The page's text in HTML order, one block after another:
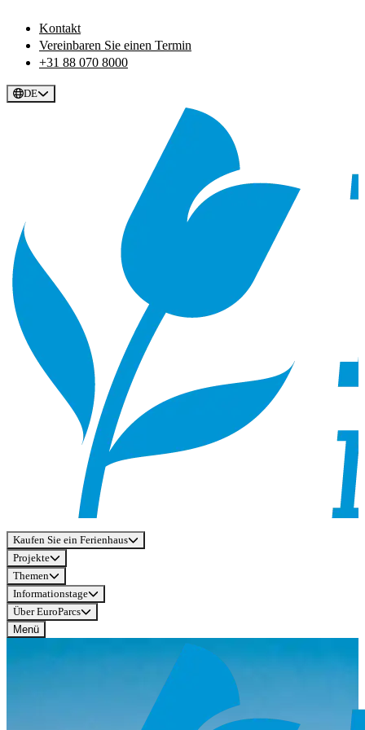
Kontakt
Vereinbaren Sie einen Termin
+31 88 070 8000
DE
Kaufen Sie ein Ferienhaus
Projekte
Themen
Informationstage
Über EuroParcs
Menü